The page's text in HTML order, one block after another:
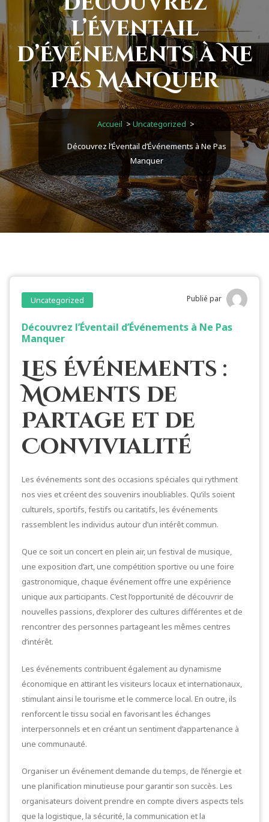
l’Éventail
d’Événements à Ne
Pas Manquer
Accueil> Uncategorized >
Découvrez l’Éventail d’Événements à Ne Pas
Manquer
Uncategorized Publié par
Découvrez l’Éventail d’Événements à Ne Pas
Manquer
Les Événements :
Moments de
Partage et de
Convivialité
Les événements sont des occasions spéciales qui rythment
nos vies et créent des souvenirs inoubliables. Qu’ils soient
culturels, sportifs, festifs ou caritatifs, les événements
rassemblent les individus autour d’un intérêt commun.
Que ce soit un concert en plein air, un festival de musique,
une exposition d’art, une compétition sportive ou une foire
gastronomique, chaque événement offre une expérience
unique aux participants. C’est l’opportunité de découvrir de
nouvelles passions, d’explorer des cultures différentes et de
rencontrer des personnes partageant les mêmes centres
d’intérêt.
Les événements contribuent également au dynamisme
économique en attirant les visiteurs locaux et internationaux,
stimulant ainsi le tourisme et le commerce local. En outre, ils
renforcent le tissu social en favorisant les échanges
interpersonnels et en créant un sentiment d’appartenance à
une communauté.
Organiser un événement demande du temps, de l’énergie et
une planification minutieuse pour garantir son succès. Les
organisateurs doivent prendre en compte divers aspects tels
que la logistique, la sécurité, la communication et la